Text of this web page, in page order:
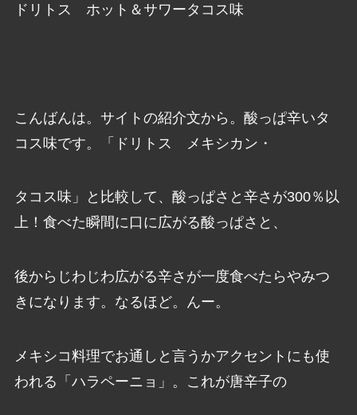
ドリトス ホット＆サワータコス味
こんばんは。サイトの紹介文から。酸っぱ辛いタ
コス味です。「ドリトス メキシカン・
タコス味」と比較して、酸っぱさと辛さが300％以
上！食べた瞬間に口に広がる酸っぱさと、
後からじわじわ広がる辛さが一度食べたらやみつ
きになります。なるほど。んー。
メキシコ料理でお通しと言うかアクセントにも使
われる「ハラペーニョ」。これが唐辛子の